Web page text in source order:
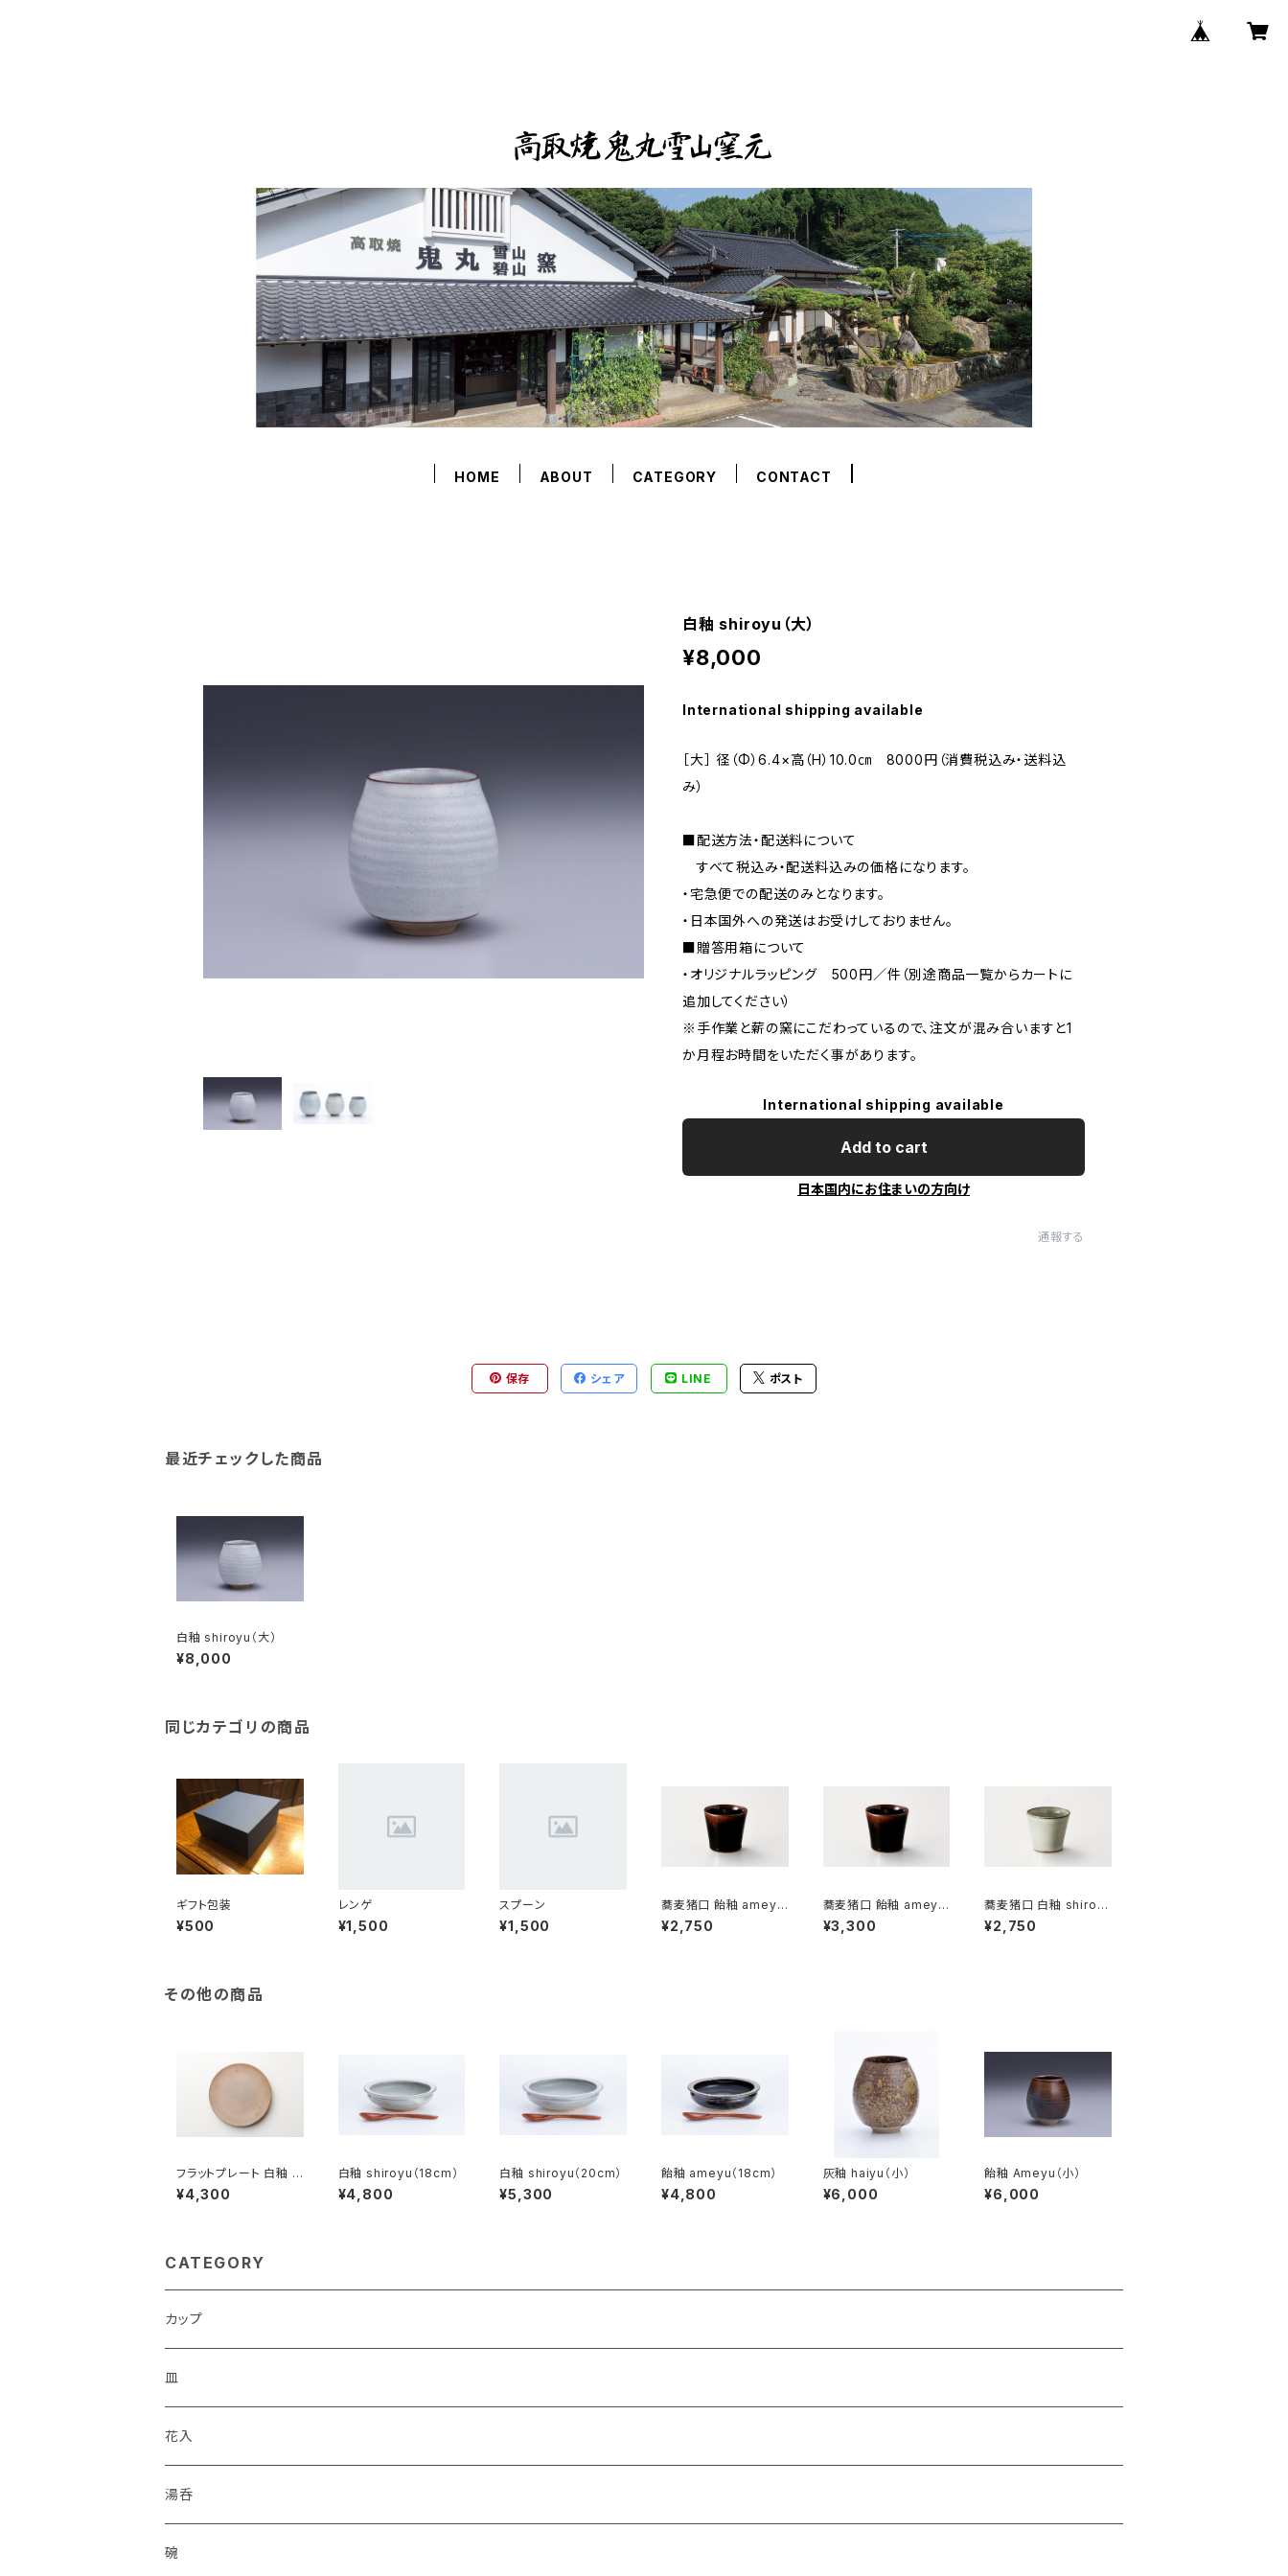
HOME ABOUT CATEGORY CONTACT
白釉 shiroyu（大）
¥8,000
International shipping available
［大］ 径（Φ）6.4×高（H）10.0㎝ 8000円（消費税込み・送料込
み）
■配送方法・配送料について
すべて税込み・配送料込みの価格になります。
・宅急便での配送のみとなります。
・日本国外への発送はお受けしておりません。
■贈答用箱について
・オリジナルラッピング 500円／件（別途商品一覧からカートに
追加してください）
※手作業と薪の窯にこだわっているので、注文が混み合いますと1
か月程お時間をいただく事があります。
International shipping available
Add to cart
日本国内にお住まいの方向け
通報する
保存 シェア LINE ポスト
最近チェックした商品
白釉 shiroyu（大）
¥8,000
同じカテゴリの商品
ギフト包装
¥500
レンゲ
¥1,500
スプーン
¥1,500
蕎麦猪口 飴釉 ameyu
[小]
¥2,750
蕎麦猪口 飴釉 ameyu
[大]
¥3,300
蕎麦猪口 白釉 shiroy
u [小]
¥2,750
その他の商品
フラットプレート 白釉 s
hiroyu（21cm）
¥4,300
白釉 shiroyu（18cm）
¥4,800
白釉 shiroyu（20cm）
¥5,300
飴釉 ameyu（18cm）
¥4,800
灰釉 haiyu（小）
¥6,000
飴釉 Ameyu（小）
¥6,000
CATEGORY
カップ
皿
花入
湯呑
碗